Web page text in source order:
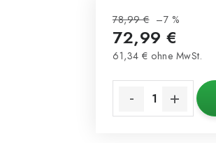
78,99 € –7 %
72,99 €
61,34 € ohne MwSt.